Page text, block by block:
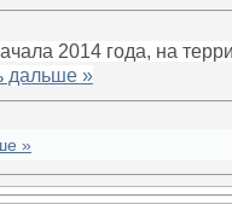
2014 года, на
дальше »
»